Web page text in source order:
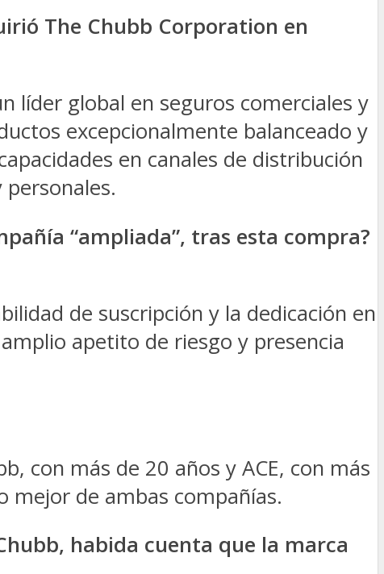
The Chubb Corporation en
líder global en seguros comerciales y
excepcionalmente balanceado y
en canales de distribución
“ampliada”, tras esta compra?
de suscripción y la dedicación en
apetito de riesgo y presencia
con más de 20 años y ACE, con más
mejor de ambas compañías.
habida cuenta que la marca